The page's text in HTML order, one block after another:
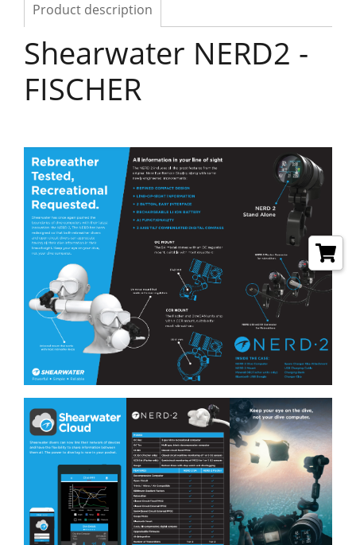
Product description
Shearwater NERD2 -
FISCHER